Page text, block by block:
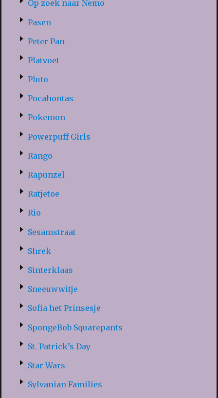
Op zoek naar Nemo
Pasen
Peter Pan
Platvoet
Pluto
Pocahontas
Pokemon
Powerpuff Girls
Rango
Rapunzel
Ratjetoe
Rio
Sesamstraat
Shrek
Sinterklaas
Sneeuwwitje
Sofia het Prinsesje
SpongeBob Squarepants
St. Patrick’s Day
Star Wars
Sylvanian Families